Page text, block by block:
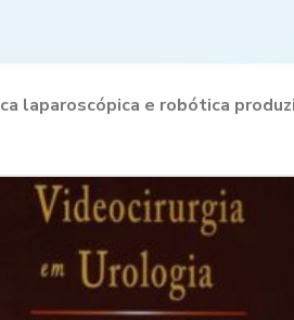
laparoscópica e robótica